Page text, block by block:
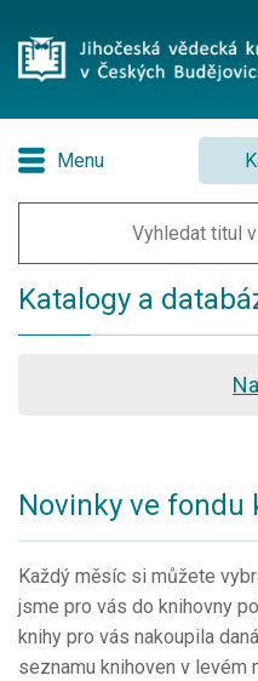
Menu
Katalogy a
Novinky ve fondu
Každý měsíc si můžete
jsme pro vás do knihovny
knihy pro vás nakoupila
seznamu knihoven v levém